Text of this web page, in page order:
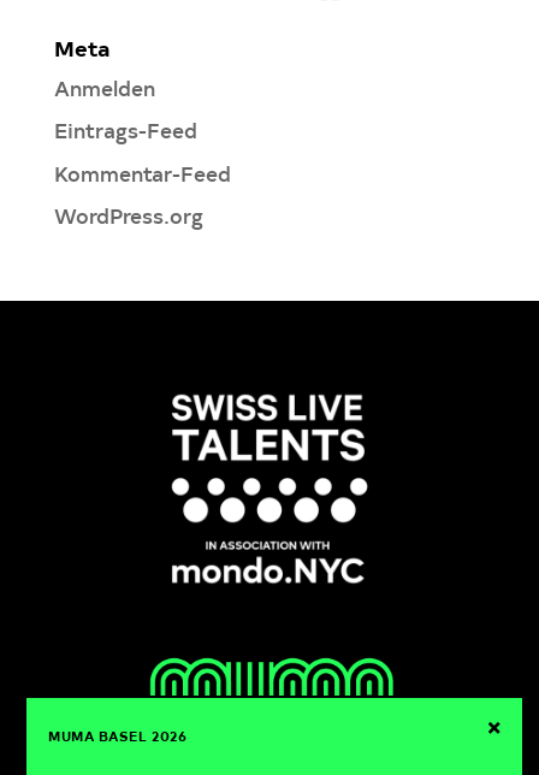
Meta
Anmelden
Eintrags-Feed
Kommentar-Feed
WordPress.org
×
MUMA BASEL 2026